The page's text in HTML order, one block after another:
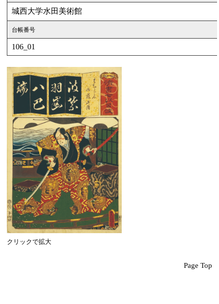
城西大学水田美術館
台帳番号
106_01
クリックで拡大
Page Top